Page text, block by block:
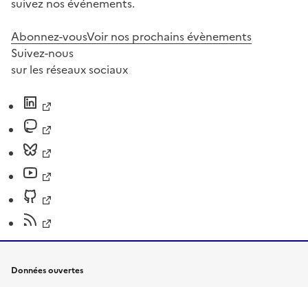
suivez nos événements.
Abonnez-vousVoir nos prochains évènements
Suivez-nous
sur les réseaux sociaux
Données ouvertes